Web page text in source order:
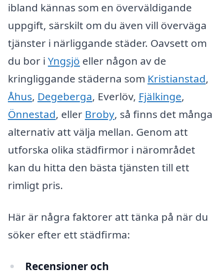
ibland kännas som en överväldigande
uppgift, särskilt om du även vill överväga
tjänster i närliggande städer. Oavsett om
du bor i Yngsjö eller någon av de
kringliggande städerna som Kristianstad,
Åhus, Degeberga, Everlöv, Fjälkinge,
Önnestad, eller Broby, så finns det många
alternativ att välja mellan. Genom att
utforska olika städfirmor i närområdet
kan du hitta den bästa tjänsten till ett
rimligt pris.
Här är några faktorer att tänka på när du
söker efter ett städfirma:
Recensioner och